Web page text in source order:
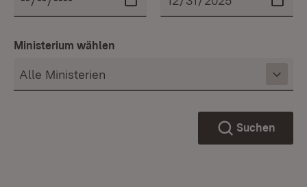
Ministerium wählen
Suchen